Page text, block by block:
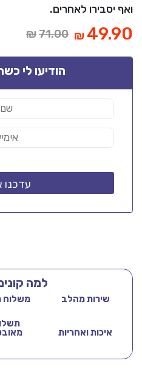
ואף יסבירו לאחרים.
₪71.00 המחיר
₪71.00.
₪ 49.90
הודיעו לי
למה
שירות מהלב משלוח
איכות ואחריות